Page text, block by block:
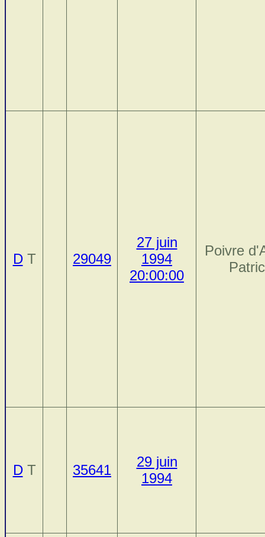
DT 29049
27 juin
1994
20:00:00
Poivre
DT 35641
29 juin
1994